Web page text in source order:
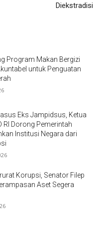
Diekstradisi
Program Makan Bergizi
untuk Penguatan
Eks Jampidsus, Ketua
RI Dorong Pemerintah
Institusi Negara dari
Korupsi, Senator Filep
Aset Segera